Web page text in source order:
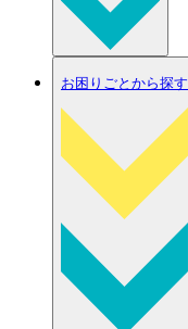
お困りごとから探す